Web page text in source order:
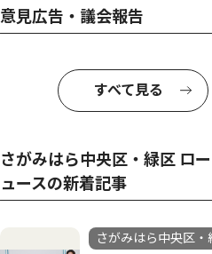
意見広告・議会報告
すべて見る
さがみはら中央区・緑区 ロ
ュースの新着記事
さがみはら中央区・